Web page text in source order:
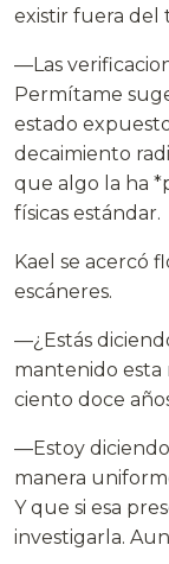
existir fuera del
—Las
Permítame
estado
decaimiento
que algo la ha
físicas estándar.
Kael se acercó
escáneres.
—¿Estás
mantenido
ciento doce
—Estoy
manera
Y que si esa
investigarla.